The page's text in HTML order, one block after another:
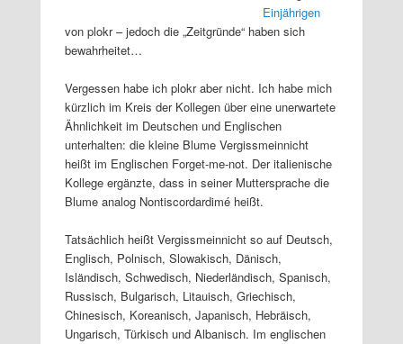
Einjährigen
von plokr – jedoch die „Zeitgründe“ haben sich
bewahrheitet…
Vergessen habe ich plokr aber nicht. Ich habe mich
kürzlich im Kreis der Kollegen über eine unerwartete
Ähnlichkeit im Deutschen und Englischen
unterhalten: die kleine Blume Vergissmeinnicht
heißt im Englischen Forget-me-not. Der italienische
Kollege ergänzte, dass in seiner Muttersprache die
Blume analog Nontiscordardimé heißt.
Tatsächlich heißt Vergissmeinnicht so auf Deutsch,
Englisch, Polnisch, Slowakisch, Dänisch,
Isländisch, Schwedisch, Niederländisch, Spanisch,
Russisch, Bulgarisch, Litauisch, Griechisch,
Chinesisch, Koreanisch, Japanisch, Hebräisch,
Ungarisch, Türkisch und Albanisch. Im englischen